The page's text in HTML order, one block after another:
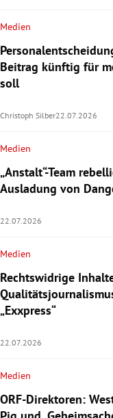
Medien
Beitrag künftig für
soll
Christoph Silber22.07.2026
Medien
„Anstalt“-Team
Ausladung von
22.07.2026
Medien
Rechtswidrige
„Exxpress“
22.07.2026
Medien
ORF-Direktoren: